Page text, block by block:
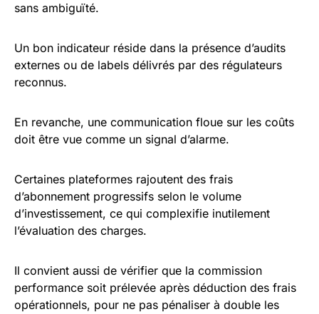
sans ambiguïté.
Un bon indicateur réside dans la présence d’audits
externes ou de labels délivrés par des régulateurs
reconnus.
En revanche, une communication floue sur les coûts
doit être vue comme un signal d’alarme.
Certaines plateformes rajoutent des frais
d’abonnement progressifs selon le volume
d’investissement, ce qui complexifie inutilement
l’évaluation des charges.
Il convient aussi de vérifier que la commission
performance soit prélevée après déduction des frais
opérationnels, pour ne pas pénaliser à double les